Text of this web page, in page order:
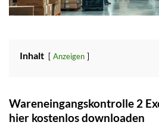
Inhalt Anzeigen
Wareneingangskontrolle 2
hier kostenlos downloaden